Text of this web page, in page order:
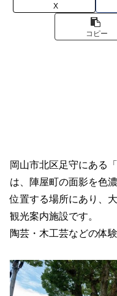
X
コピー
岡山市北区足守にある「
は、陣屋町の面影を色
位置する場所にあり、
観光案内施設です。
陶芸・木工芸などの体